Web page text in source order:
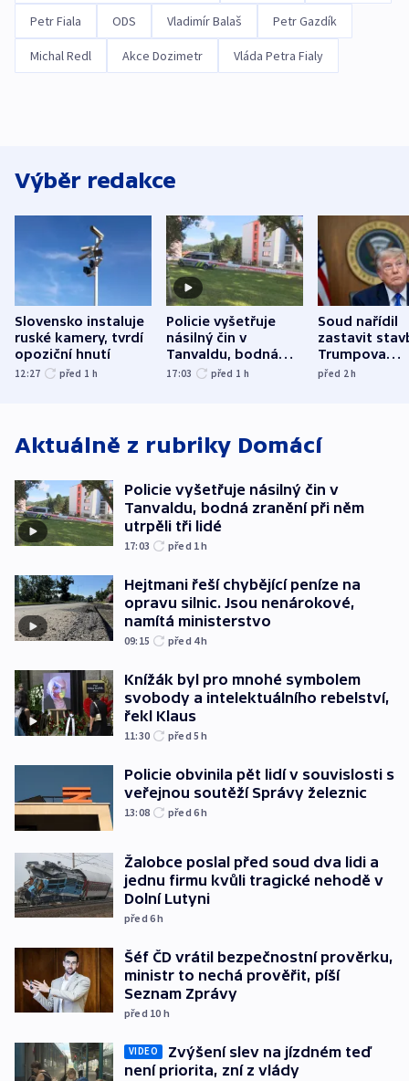
Petr Fiala ODS Vladimír Balaš Petr Gazdík
Michal Redl Akce Dozimetr Vláda Petra Fialy
Výběr redakce
Slovensko instaluje
ruské kamery, tvrdí
opoziční hnutí
12:27 před 1 h
Policie vyšetřuje
násilný čin v
Tanvaldu, bodná
zranění při něm
17:03 před 1 h
Soud nařídil
zastavit
Trumpova
tanečního
před 2h
Aktuálně z rubriky Domácí
Policie vyšetřuje násilný čin v
Tanvaldu, bodná zranění při něm
utrpěli tři lidé
17:03 před 1h
Hejtmani řeší chybějící peníze na
opravu silnic. Jsou nenárokové,
namítá ministerstvo
09:15 před 4h
Knížák byl pro mnohé symbolem
svobody a intelektuálního rebelství,
řekl Klaus
11:30 před 5h
Policie obvinila pět lidí v souvislosti s
veřejnou soutěží Správy železnic
13:08 před 6h
Žalobce poslal před soud dva lidi a
jednu firmu kvůli tragické nehodě v
Dolní Lutyni
před 6h
Šéf ČD vrátil bezpečnostní prověrku,
ministr to nechá prověřit, píší
Seznam Zprávy
před 10 h
VIDEO
Zvýšení slev na jízdném teď
není priorita, zní z vlády